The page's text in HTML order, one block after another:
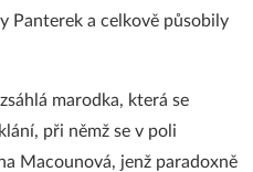
Panterek a celkově působily
marodka, která se
při němž se v poli
Macounová, jenž paradoxně